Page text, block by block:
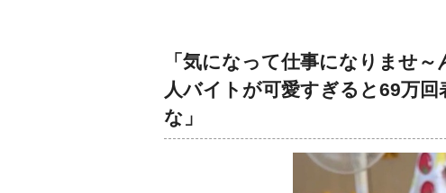
「気になって仕事になりませ
人バイトが可愛すぎると69万
な」